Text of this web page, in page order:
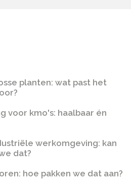
planten: wat past het
voor kmo's: haalbaar én
werkomgeving: kan
dat?
hoe pakken we dat aan?